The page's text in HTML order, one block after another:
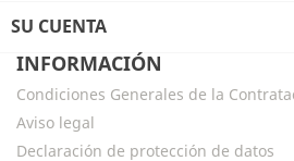
SU CUENTA
INFORMACIÓN
Condiciones Generales de la
Aviso legal
Declaración de protección de datos